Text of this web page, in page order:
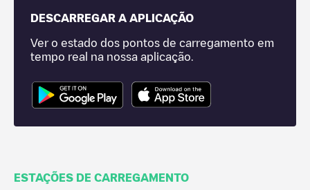
DESCARREGAR A APLICAÇÃO
Ver o estado dos pontos de carregamento em
tempo real na nossa aplicação.
ESTAÇÕES DE CARREGAMENTO